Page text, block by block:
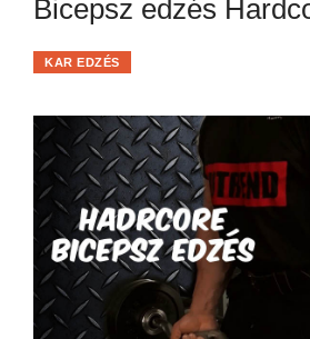
Bicepsz edzés
KAR EDZÉS